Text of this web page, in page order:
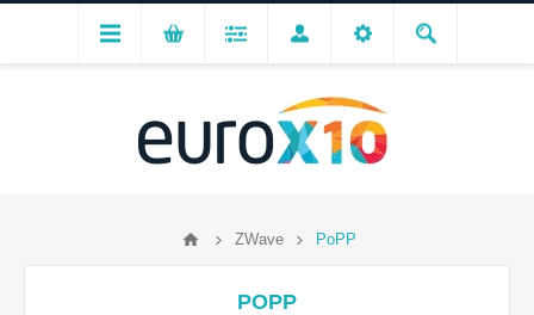
ZWave PoPP
POPP